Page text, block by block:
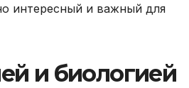
интересный и важный для
и биологией